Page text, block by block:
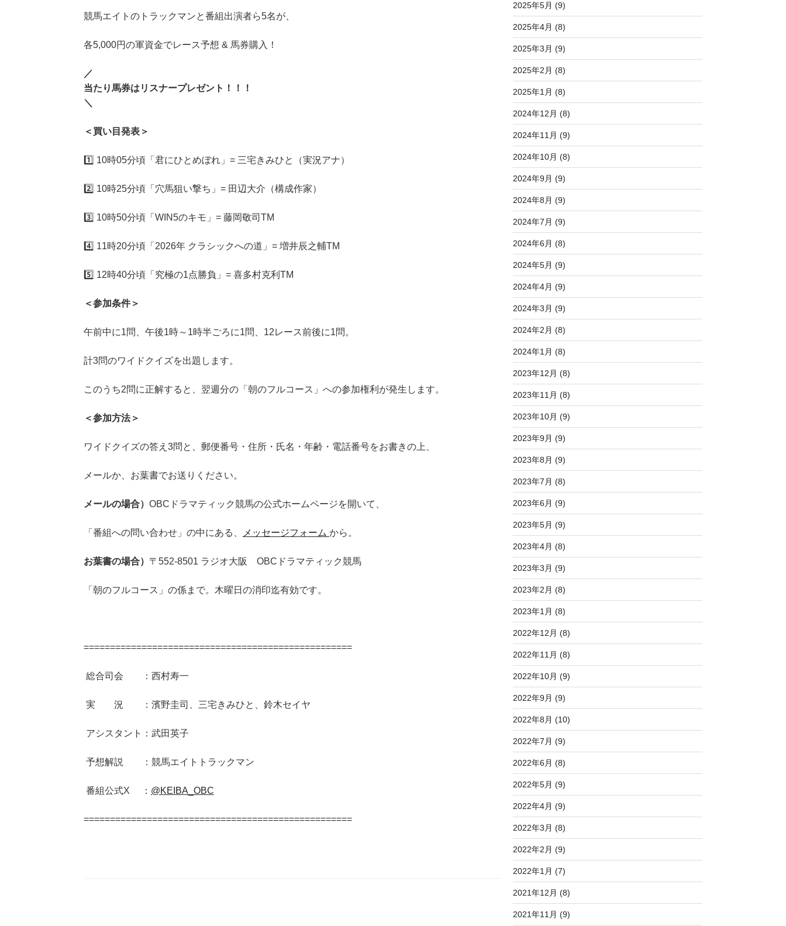
競馬エイトのトラックマンと番組出演者ら5名が、
各5,000円の軍資金でレース予想 & 馬券購入！
／
当たり馬券はリスナープレゼント！！！
＼
＜買い目発表＞
1️⃣ 10時05分頃「君にひとめぼれ」= 三宅きみひと（実況アナ）
2️⃣ 10時25分頃「穴馬狙い撃ち」= 田辺大介（構成作家）
3️⃣ 10時50分頃「WIN5のキモ」= 藤岡敬司TM
4️⃣ 11時20分頃「2026年 クラシックへの道」= 増井辰之輔TM
5️⃣ 12時40分頃「究極の1点勝負」= 喜多村克利TM
＜参加条件＞
午前中に1問、午後1時～1時半ごろに1問、12レース前後に1問。
計3問のワイドクイズを出題します。
このうち2問に正解すると、翌週分の「朝のフルコース」への参加権利が発生します。
＜参加方法＞
ワイドクイズの答え3問と、郵便番号・住所・氏名・年齢・電話番号をお書きの上、
メールか、お葉書でお送りください。
メールの場合） OBCドラマティック競馬の公式ホームページを開いて、
「番組への問い合わせ」の中にある、 メッセージフォーム から。
お葉書の場合） 〒552-8501 ラジオ大阪 OBCドラマティック競馬
「朝のフルコース」の係まで。木曜日の消印迄有効です。
===================================================
総合司会 ：西村寿一
実 況 ：濱野圭司、三宅きみひと、鈴木セイヤ
アシスタント：武田英子
予想解説 ：競馬エイトトラックマン
番組公式X ： @KEIBA_OBC
===================================================
2025年5月 (9)
2025年4月 (8)
2025年3月 (9)
2025年2月 (8)
2025年1月 (8)
2024年12月 (8)
2024年11月 (9)
2024年10月 (8)
2024年9月 (9)
2024年8月 (9)
2024年7月 (9)
2024年6月 (8)
2024年5月 (9)
2024年4月 (9)
2024年3月 (9)
2024年2月 (8)
2024年1月 (8)
2023年12月 (8)
2023年11月 (8)
2023年10月 (9)
2023年9月 (9)
2023年8月 (9)
2023年7月 (8)
2023年6月 (9)
2023年5月 (9)
2023年4月 (8)
2023年3月 (9)
2023年2月 (8)
2023年1月 (8)
2022年12月 (8)
2022年11月 (8)
2022年10月 (9)
2022年9月 (9)
2022年8月 (10)
2022年7月 (9)
2022年6月 (8)
2022年5月 (9)
2022年4月 (9)
2022年3月 (8)
2022年2月 (9)
2022年1月 (7)
2021年12月 (8)
2021年11月 (9)